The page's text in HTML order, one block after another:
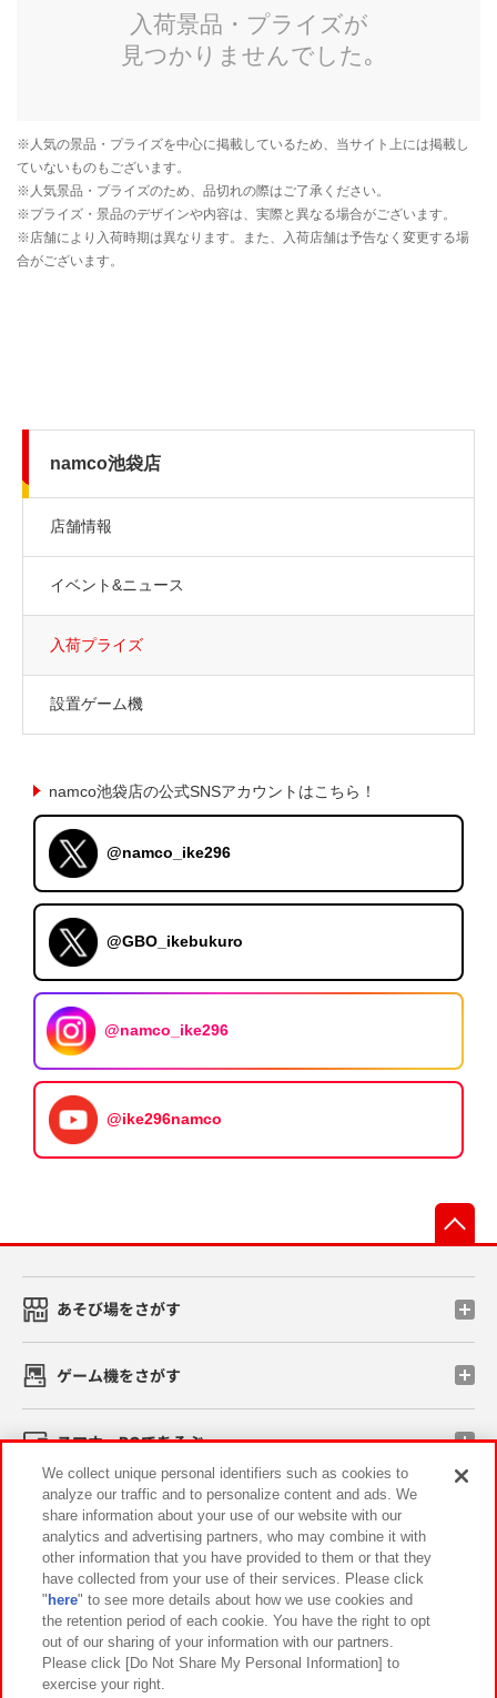
namco池袋店
店舗情報
イベント&ニュース
入荷プライズ
設置ゲーム機
namco池袋店の公式SNSアカウントはこちら！
@namco_ike296
@GBO_ikebukuro
@namco_ike296
@ike296namco
あそび場をさがす
ゲーム機をさがす
スマホ・PCであそぶ
イベント・キャンペーン
関連会社 サステナビリティ サイトポリシー
プライバシーポリシー ウェブアクセシビリティ方針と検証結果
お取引先さまとともに
We collect unique personal identifiers such as cookies to
analyze our traffic and to personalize content and ads. We
share information about your use of our website with our
analytics and advertising partners, who may combine it with
other information that you have provided to them or that they
have collected from your use of their services. Please click
" here" to see more details about how we use cookies and
the retention period of each cookie. You have the right to opt
out of our sharing of your information with our partners.
Please click [Do Not Share My Personal Information] to
exercise your right.